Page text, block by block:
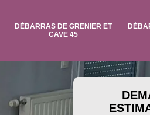
DÉBARRAS DE GRENIER ET
CAVE 45